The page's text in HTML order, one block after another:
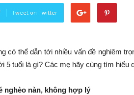
Tweet on Twitter
có thể dẫn tới nhiều vấn đề nghiêm
5 tuổi là gì? Các mẹ hãy cùng tìm hiểu
nghèo nàn, không hợp lý